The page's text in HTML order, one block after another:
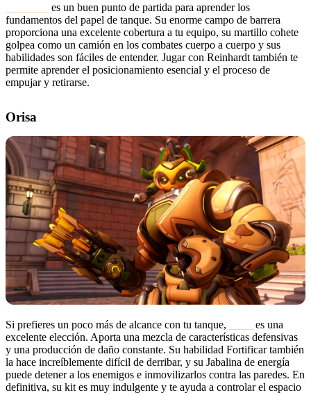
es un buen punto de partida para aprender los
fundamentos del papel de tanque. Su enorme campo de barrera
proporciona una excelente cobertura a tu equipo, su martillo cohete
golpea como un camión en los combates cuerpo a cuerpo y sus
habilidades son fáciles de entender. Jugar con Reinhardt también te
permite aprender el posicionamiento esencial y el proceso de
empujar y retirarse.
Orisa
Si prefieres un poco más de alcance con tu tanque,
es una
excelente elección. Aporta una mezcla de características defensivas
y una producción de daño constante. Su habilidad Fortificar también
la hace increíblemente difícil de derribar, y su Jabalina de energía
puede detener a los enemigos e inmovilizarlos contra las paredes. En
definitiva, su kit es muy indulgente y te ayuda a controlar el espacio